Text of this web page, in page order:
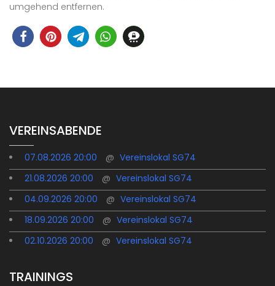
umgehend entfernen.
VEREINSABENDE
07.08.2026 20:00 @ Vereinslokal SG74
21.08.2026 20:00
@ Vereinslokal SG74
04.09.2026 20:00
@ Vereinslokal SG74
18.09.2026 20:00
@ Vereinslokal SG74
02.10.2026 20:00
@ Vereinslokal SG74
TRAININGS